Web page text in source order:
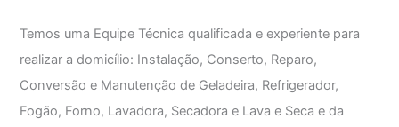
Temos uma Equipe Técnica qualificada e experiente para
realizar a domicílio: Instalação, Conserto, Reparo,
Conversão e Manutenção de Geladeira, Refrigerador,
Fogão, Forno, Lavadora, Secadora e Lava e Seca e da